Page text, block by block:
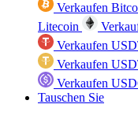
Verkaufen
Litecoin
Verkaufen
Verkaufen
Verkaufen
Tauschen Sie